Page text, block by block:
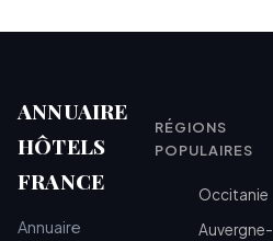
ANNUAIRE
HÔTELS
FRANCE
Annuaire
RÉGIONS
POPULAIRES
Occitanie
Auvergne-